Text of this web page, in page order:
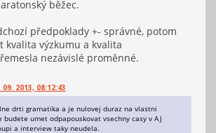
běžec.
předpoklady +- správné, potom
kvalita výzkumu a kvalita
nezávislé proměnné.
2013, 08:12:43
drti gramatika a je nulovej duraz na vlastni
budete umet odpapouskovat vsechny casy v AJ
a interview taky neudela.